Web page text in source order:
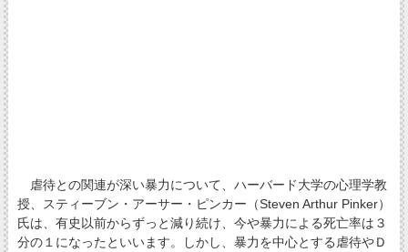
虐待との関連が深い暴力について、ハーバード大学の心理学教
授、スティーブン・アーサー・ピンカー（Steven Arthur Pinker）
氏は、有史以前からずっと減り続け、今や暴力による死亡率は３
分の１になったといいます。しかし、暴力を中心とする虐待やＤ